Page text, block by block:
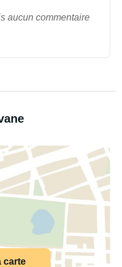
aucun commentaire
carte